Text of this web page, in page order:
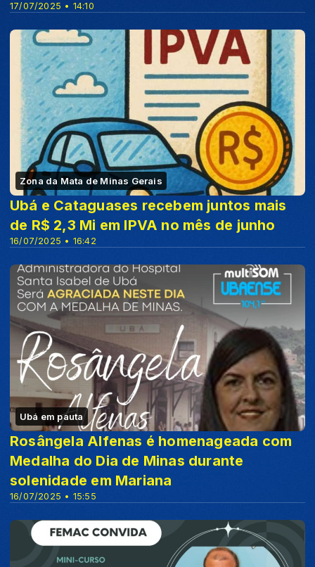
17/07/2025 • 14:10
Zona da Mata de Minas Gerais
16/07/2025 • 16:42
Ubá e Cataguases recebem juntos mais
de R$ 2,3 Mi em IPVA no mês de junho
Ubá em pauta
16/07/2025 • 15:55
Rosângela Alfenas é homenageada com
Medalha do Dia de Minas durante
solenidade em Mariana